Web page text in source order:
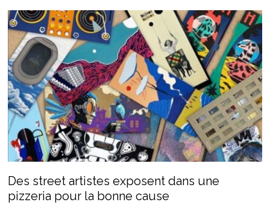
Des street artistes exposent dans une
pizzeria pour la bonne cause